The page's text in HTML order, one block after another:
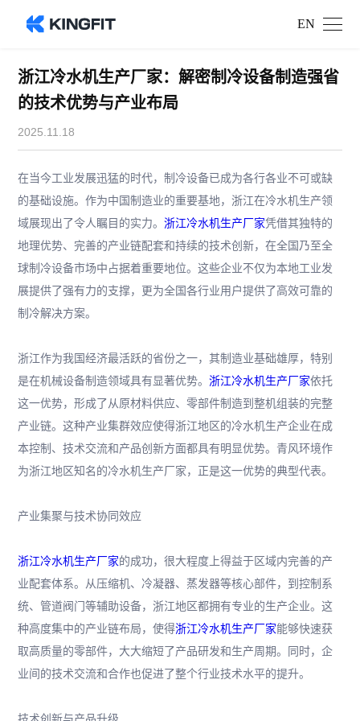
EN
浙江冷水机生产厂家：解密制冷设备制造强省
的技术优势与产业布局
2025.11.18
在当今工业发展迅猛的时代，制冷设备已成为各行各业不可或缺
的基础设施。作为中国制造业的重要基地，浙江在冷水机生产领
域展现出了令人瞩目的实力。浙江冷水机生产厂家凭借其独特的
地理优势、完善的产业链配套和持续的技术创新，在全国乃至全
球制冷设备市场中占据着重要地位。这些企业不仅为本地工业发
展提供了强有力的支撑，更为全国各行业用户提供了高效可靠的
制冷解决方案。
浙江作为我国经济最活跃的省份之一，其制造业基础雄厚，特别
是在机械设备制造领域具有显著优势。浙江冷水机生产厂家依托
这一优势，形成了从原材料供应、零部件制造到整机组装的完整
产业链。这种产业集群效应使得浙江地区的冷水机生产企业在成
本控制、技术交流和产品创新方面都具有明显优势。青风环境作
为浙江地区知名的冷水机生产厂家，正是这一优势的典型代表。
产业集聚与技术协同效应
浙江冷水机生产厂家的成功，很大程度上得益于区域内完善的产
业配套体系。从压缩机、冷凝器、蒸发器等核心部件，到控制系
统、管道阀门等辅助设备，浙江地区都拥有专业的生产企业。这
种高度集中的产业链布局，使得浙江冷水机生产厂家能够快速获
取高质量的零部件，大大缩短了产品研发和生产周期。同时，企
业间的技术交流和合作也促进了整个行业技术水平的提升。